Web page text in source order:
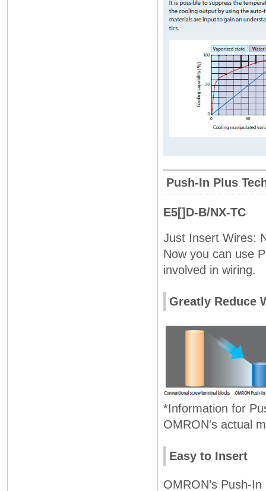
Push-In Plus
E5[]D-B/NX-TC
Just Insert Wires:
Now you can use
involved in wiring.
Greatly Reduce
*Information for
OMRON's actual
Easy to Insert
OMRON’s Push-